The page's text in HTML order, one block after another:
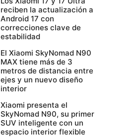
reciben la actualización a
Android 17 con
correcciones clave de
estabilidad
El Xiaomi SkyNomad N90
MAX tiene más de 3
metros de distancia entre
ejes y un nuevo diseño
interior
Xiaomi presenta el
SkyNomad N90, su primer
SUV inteligente con un
espacio interior flexible